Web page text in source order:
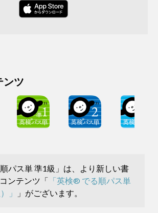
ンツ
パス単 準1級」は、より新しい書
ンテンツ「 「英検® でる順パス単
」
」がございます。